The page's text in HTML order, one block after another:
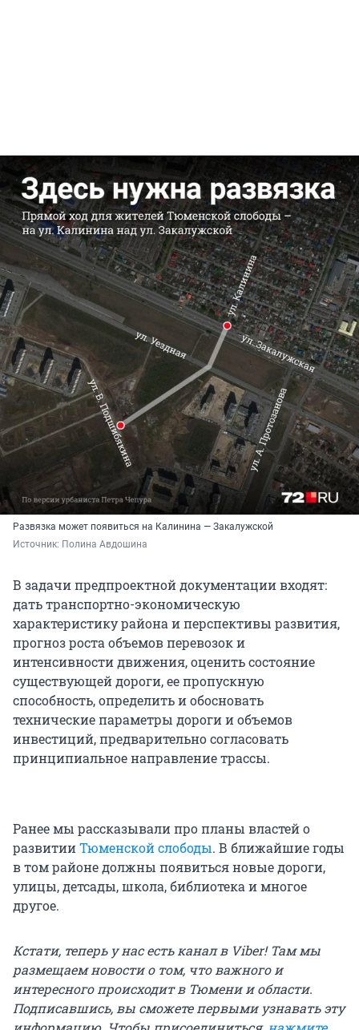
Развязка может появиться на Калинина — Закалужской
Источник: Полина Авдошина
В задачи предпроектной документации входят:
дать транспортно-экономическую
характеристику района и перспективы развития,
прогноз роста объемов перевозок и
интенсивности движения, оценить состояние
существующей дороги, ее пропускную
способность, определить и обосновать
технические параметры дороги и объемов
инвестиций, предварительно согласовать
принципиальное направление трассы.
Ранее мы рассказывали про планы властей о
развитииТюменской слободы. В ближайшие годы
в том районе должны появиться новые дороги,
улицы, детсады, школа, библиотека и многое
другое.
Кстати, теперь у нас есть канал в Viber! Там мы
размещаем новости о том, что важного и
интересного происходит в Тюмени и области.
Подписавшись, вы сможете первыми узнавать эту